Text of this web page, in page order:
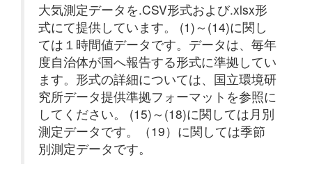
大気測定データを.CSV形式および.xlsx形
式にて提供しています。 (1)～(14)に関し
ては１時間値データです。データは、毎年
度自治体が国へ報告する形式に準拠してい
ます。形式の詳細については、国立環境研
究所データ提供準拠フォーマットを参照に
してください。 (15)～(18)に関しては月別
測定データです。（19）に関しては季節
別測定データです。